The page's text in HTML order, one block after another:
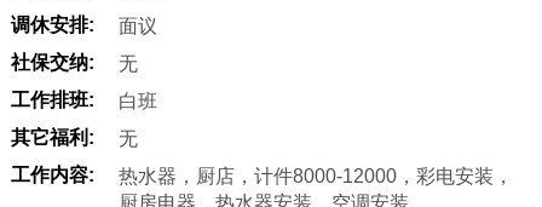
调休安排:
面议
社保交纳:
无
工作排班:
白班
其它福利:
无
工作内容:
热水器，厨店，计件8000-12000，彩电安装，
厨房电器，热水器安装，空调安装